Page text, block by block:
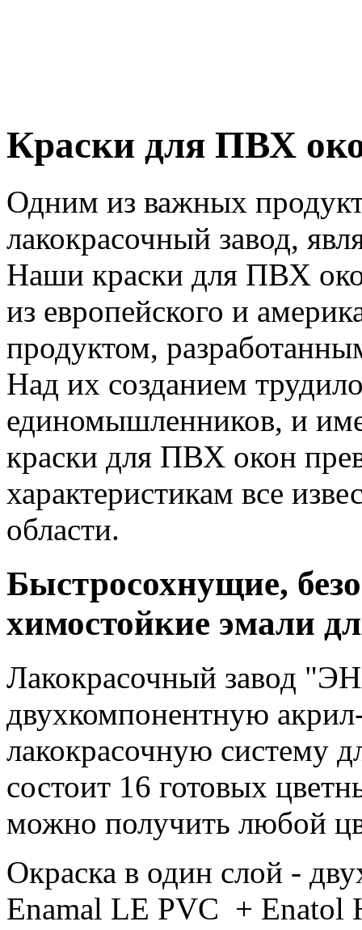
Краски для ПВХ
Одним из важных
лакокрасочный завод,
Наши краски для ПВХ
из европейского и
продуктом,
Над их созданием
единомышленников, и
краски для ПВХ окон
характеристикам все
области.
Быстросохнущие,
химостойкие эмали
Лакокрасочный завод
двухкомпонентную
лакокрасочную систему
состоит 16 готовых
можно получить любой
Окраска в один слой -
Enamal LE PVC + Enatol